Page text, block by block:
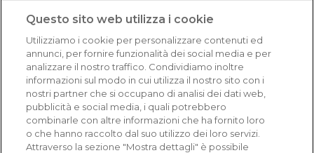
Eccellente (4,8)
Acquisti verificati
Questo sito web utilizza i cookie
Utilizziamo i cookie per personalizzare contenuti ed
annunci, per fornire funzionalità dei social media e per
analizzare il nostro traffico. Condividiamo inoltre
informazioni sul modo in cui utilizza il nostro sito con i
nostri partner che si occupano di analisi dei dati web,
pubblicità e social media, i quali potrebbero
combinarle con altre informazioni che ha fornito loro
o che hanno raccolto dal suo utilizzo dei loro servizi.
Attraverso la sezione "Mostra dettagli" è possibile